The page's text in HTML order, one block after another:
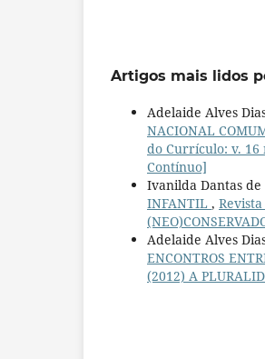
Artigos mais lidos
Adelaide Alves
NACIONAL
do Currículo: v. 16
Contínuo]
Ivanilda Dantas
INFANTIL ,
Adelaide Alves
ENCONTROS
(2012) A